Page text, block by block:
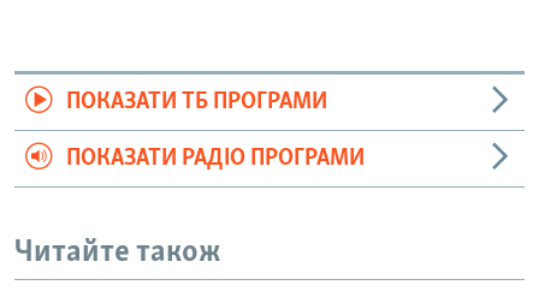
ПОКАЗАТИ ТБ ПРОГРАМИ
ПОКАЗАТИ РАДІО ПРОГРАМИ
Читайте також